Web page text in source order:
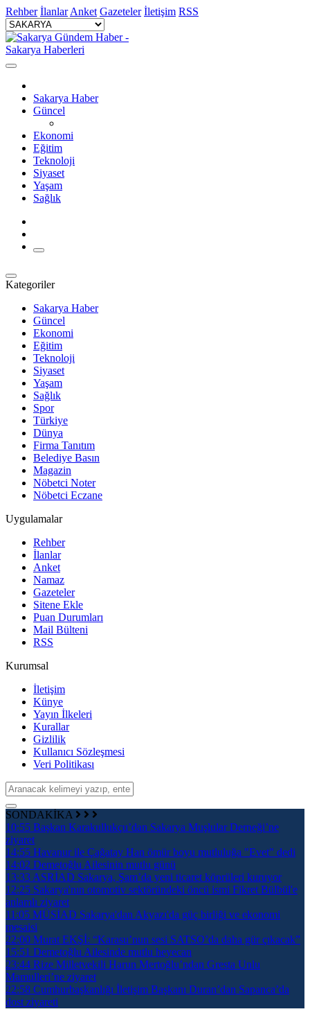
Rehber İlanlar Anket Gazeteler İletişim RSS
Sakarya Haber
Güncel
Ekonomi
Eğitim
Teknoloji
Siyaset
Yaşam
Sağlık
Kategoriler
Sakarya Haber
Güncel
Ekonomi
Eğitim
Teknoloji
Siyaset
Yaşam
Sağlık
Spor
Türkiye
Dünya
Firma Tanıtım
Belediye Basın
Magazin
Nöbetci Noter
Nöbetci Eczane
Uygulamalar
Rehber
İlanlar
Anket
Namaz
Gazeteler
Sitene Ekle
Puan Durumları
Mail Bülteni
RSS
Kurumsal
İletişim
Künye
Yayın İlkeleri
Kurallar
Gizlilik
Kullanıcı Sözleşmesi
Veri Politikası
SONDAKİKA
10:55 Başkan Karakullukçu’dan Sakarya Muşlular Derneği’ne
ziyaret
14:55 Havanur ile Çağatay Han ömür boyu mutluluğa "Evet" dedi
14:02 Demetoğlu Ailesinin mutlu günü
13:33 ASRİAD Sakarya, Şam’da yeni ticaret köprüleri kuruyor
12:25 Sakarya'nın otomotiv sektöründeki öncü ismi Fikret Bülbül'e
anlamlı ziyaret
11:05 MÜSİAD Sakarya'dan Akyazı'da güç birliği ve ekonomi
mesaisi
22:00 Murat EKŞİ: “Karasu’nun sesi SATSO’da daha gür çıkacak”
15:51 Demetoğlu Ailesinde mutlu heyecan
23:44 Rize Milletvekili Harun Mertoğlu’ndan Gresta Unlu
Mamulleri’ne ziyaret
22:58 Cumhurbaşkanlığı İletişim Başkanı Duran’dan Sapanca’da
dost ziyareti